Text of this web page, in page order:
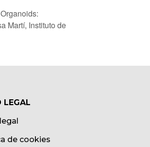
Martí, Instituto de
LEGAL
de cookies